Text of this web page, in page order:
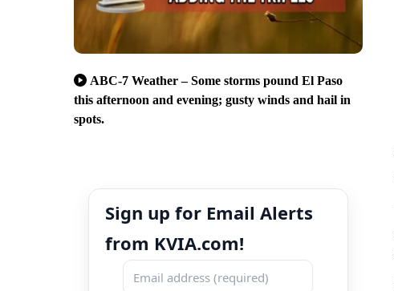
ABC-7 Weather – Some storms pound El Paso
this afternoon and evening; gusty winds and hail in
spots.
Sign up for Email Alerts
from KVIA.com!